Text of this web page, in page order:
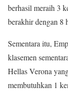
berhasil meraih 3
berakhir dengan 8
Sementara itu,
klasemen
Hellas Verona
membutuhkan 1